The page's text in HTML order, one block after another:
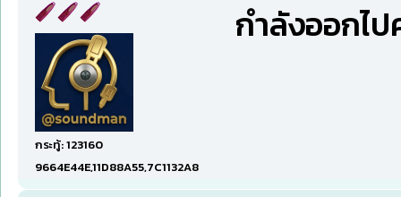
กระทู้: 123160
9664E44E,11D88A55,7C1132A8
กำลังออกไ